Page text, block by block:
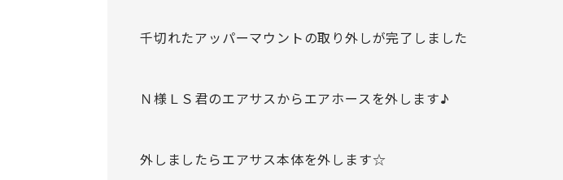
千切れたアッパーマウントの取り外しが完了しました
Ｎ様ＬＳ君のエアサスからエアホースを外します♪
外しましたらエアサス本体を外します☆